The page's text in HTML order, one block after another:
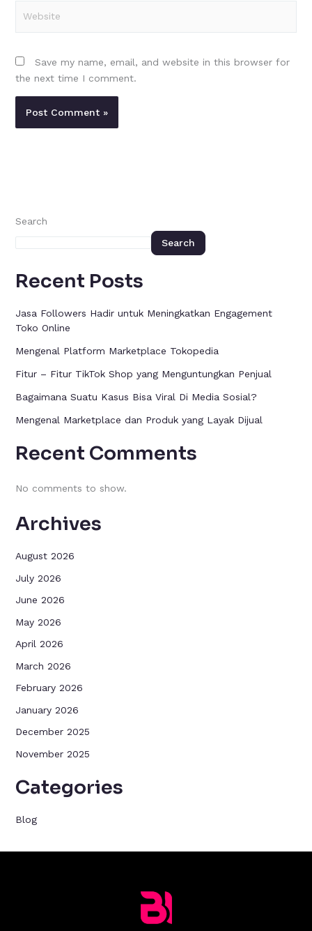
Save my name, email, and website in this browser for
the next time I comment.
Search
Search
Recent Posts
Jasa Followers Hadir untuk Meningkatkan Engagement
Toko Online
Mengenal Platform Marketplace Tokopedia
Fitur – Fitur TikTok Shop yang Menguntungkan Penjual
Bagaimana Suatu Kasus Bisa Viral Di Media Sosial?
Mengenal Marketplace dan Produk yang Layak Dijual
Recent Comments
No comments to show.
Archives
August 2026
July 2026
June 2026
May 2026
April 2026
March 2026
February 2026
January 2026
December 2025
November 2025
Categories
Blog